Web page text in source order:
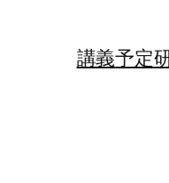
講義予定